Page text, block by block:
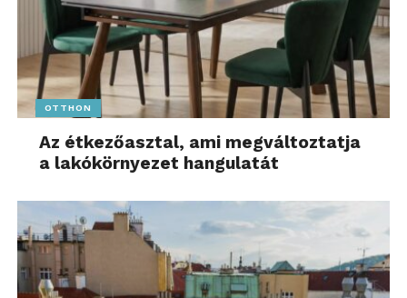
OTTHON
Az étkezőasztal, ami megváltoztatja
a lakókörnyezet hangulatát